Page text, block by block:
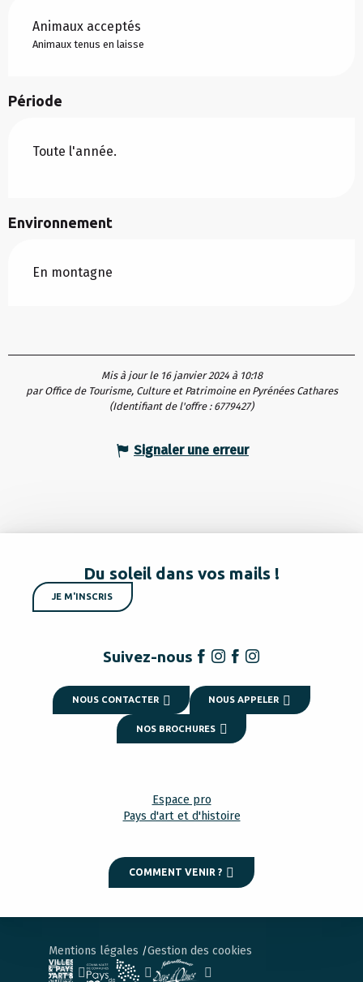
Animaux acceptés
Animaux tenus en laisse
Période
Toute l'année.
Environnement
En montagne
Mis à jour le 16 janvier 2024 à 10:18
par Office de Tourisme, Culture et Patrimoine en Pyrénées Cathares
(Identifiant de l'offre : 6779427)
Signaler une erreur
Du soleil dans vos mails !
JE M'INSCRIS
Suivez-nous
NOUS CONTACTER NOUS APPELER
NOS BROCHURES
Espace pro
Pays d'art et d'histoire
COMMENT VENIR ?
Mentions légales Gestion des cookies